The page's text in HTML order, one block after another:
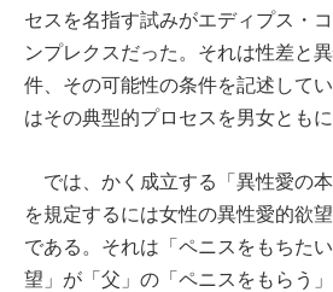
セスを名指す試みがエディプス・
ンプレクスだった。それは性差と
件、その可能性の条件を記述して
はその典型的プロセスを男女ともに
では、かく成立する「異性愛の
を規定するには女性の異性愛的欲
である。それは「ペニスをもちた
望」が「父」の「ペニスをもらう